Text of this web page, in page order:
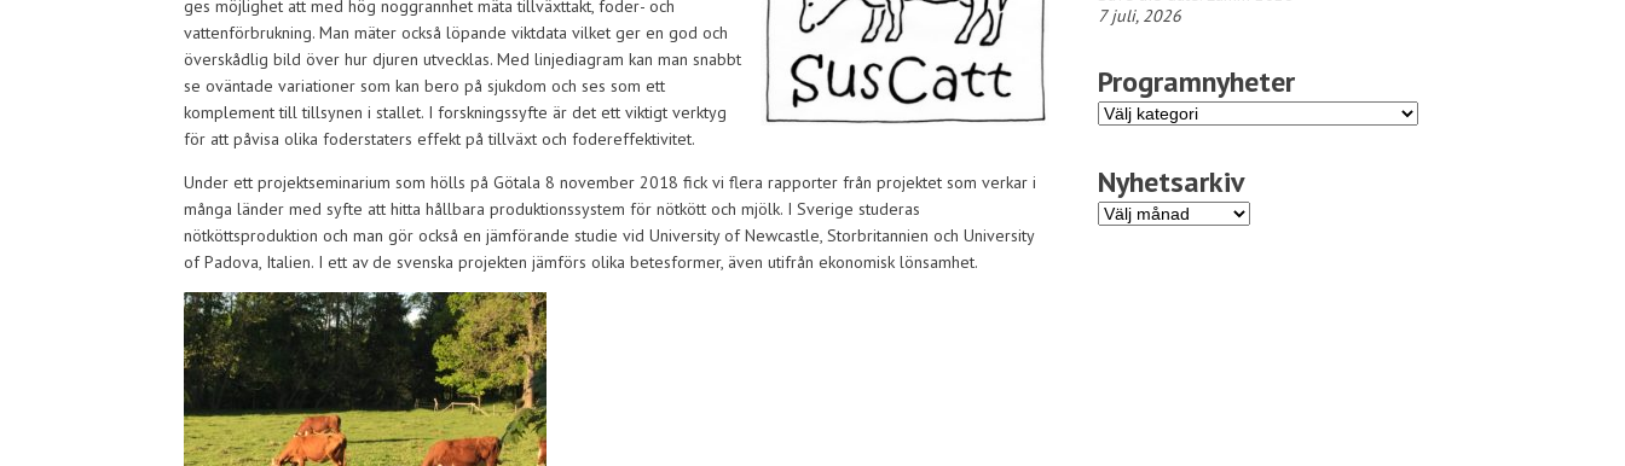
ges möjlighet att med hög noggrannhet mäta tillväxttakt, foder- och
vattenförbrukning. Man mäter också löpande viktdata vilket ger en god och
överskådlig bild över hur djuren utvecklas. Med linjediagram kan man snabbt
se oväntade variationer som kan bero på sjukdom och ses som ett
komplement till tillsynen i stallet. I forskningssyfte är det ett viktigt verktyg
för att påvisa olika foderstaters effekt på tillväxt och fodereffektivitet.
Under ett projektseminarium som hölls på Götala 8 november 2018 fick vi flera rapporter från projektet som verkar i
många länder med syfte att hitta hållbara produktionssystem för nötkött och mjölk. I Sverige studeras
nötköttsproduktion och man gör också en jämförande studie vid University of Newcastle, Storbritannien och University
of Padova, Italien. I ett av de svenska projekten jämförs olika betesformer, även utifrån ekonomisk lönsamhet.
7 juli, 2026
Programnyheter
Programnyheter
Nyhetsarkiv
Nyhetsarkiv